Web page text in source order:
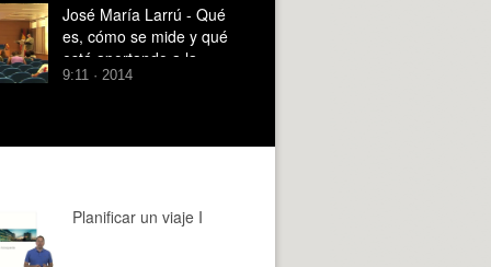
José María Larrú - Qué
es, cómo se mide y qué
está aportando a la
cooperación para el
9:11 · 2014
Planificar un viaje I